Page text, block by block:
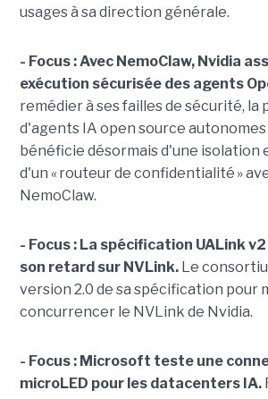
usages à sa direction générale.
- Focus : Avec NemoClaw, Nvidia
exécution sécurisée des agents
remédier à ses failles de sécurité, la
d'agents IA open source
bénéficie désormais d'une isolation
d'un « routeur de confidentialité »
NemoClaw.
- Focus : La spécification UALink
son retard sur NVLink. Le
version 2.0 de sa spécification pour
concurrencer le NVLink de Nvidia.
- Focus : Microsoft teste une
microLED pour les datacenters IA.